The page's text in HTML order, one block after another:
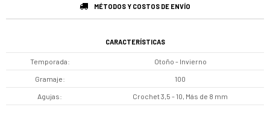
MÉTODOS Y COSTOS DE ENVÍO
CARACTERÍSTICAS
Temporada Otoño - Invierno
Gramaje 100
Agujas Crochet 3,5 - 10, Más de 8 mm